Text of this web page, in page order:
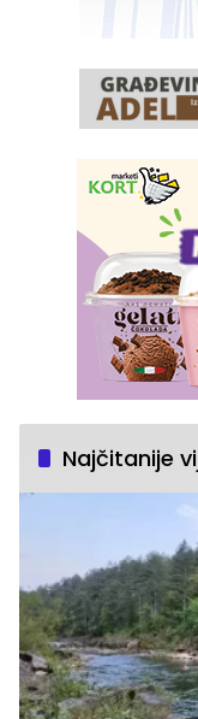
Najčitanije